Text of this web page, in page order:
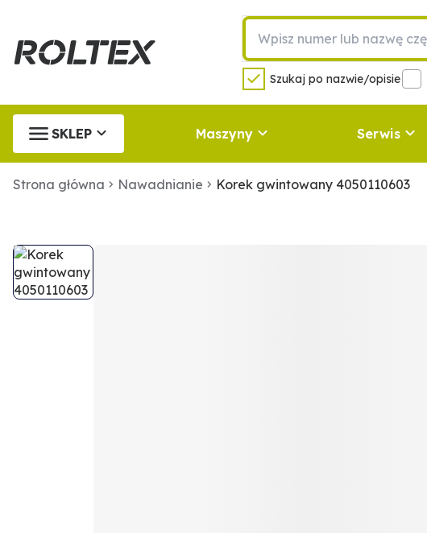
Szukaj po nazwie/opisie
SKLEP Maszyny Serwis
Strona główna Nawadnianie Korek gwintowany 4050110603